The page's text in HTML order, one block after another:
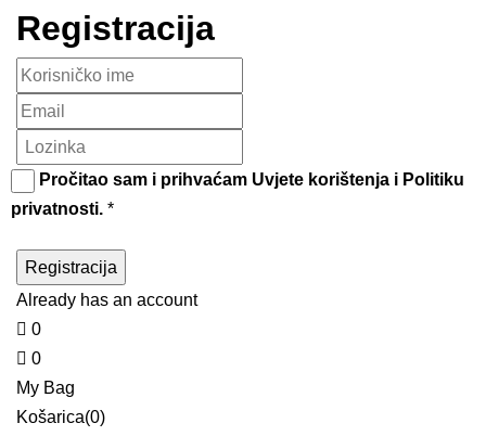
Registracija
Pročitao sam i prihvaćam Uvjete korištenja i Politiku
privatnosti. *
Already has an account
0
0
My Bag
Košarica(0)